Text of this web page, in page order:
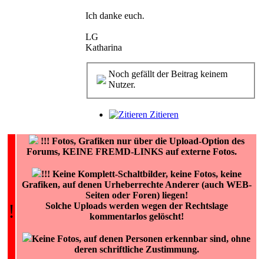
Ich danke euch.
LG
Katharina
Noch gefällt der Beitrag keinem
Nutzer.
Zitieren
!
!!! Fotos, Grafiken nur über die Upload-Option des
Forums, KEINE FREMD-LINKS auf externe Fotos.
!!! Keine Komplett-Schaltbilder, keine Fotos, keine
Grafiken, auf denen Urheberrechte Anderer (auch WEB-
Seiten oder Foren) liegen!
Solche Uploads werden wegen der Rechtslage
kommentarlos gelöscht!
Keine Fotos, auf denen Personen erkennbar sind, ohne
deren schriftliche Zustimmung.